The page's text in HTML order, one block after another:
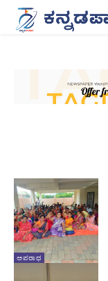
ಅಪರಾಧ